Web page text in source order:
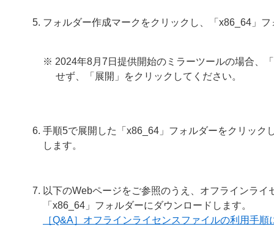
フォルダー作成マークをクリックし、「x86_64」
※ 2024年8月7日提供開始のミラーツールの場合、
せず、「展開」をクリックしてください。
手順5で展開した「x86_64」フォルダーをクリック
します。
以下のWebページをご参照のうえ、オフラインラ
「x86_64」フォルダーにダウンロードします。
［Q&A］オフラインライセンスファイルの利用手順